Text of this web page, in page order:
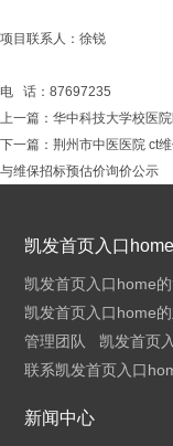
项目联系人：徐锐
电 话：87697235
上一篇： 华中科技大学校医
下一篇： 荆州市中医医院 ct
与维保招标预估价询价公示
凯发首页入口
凯发首页入口home
凯发首页入口home
管理团队
凯发首页
联系凯发首页入口
新闻中心